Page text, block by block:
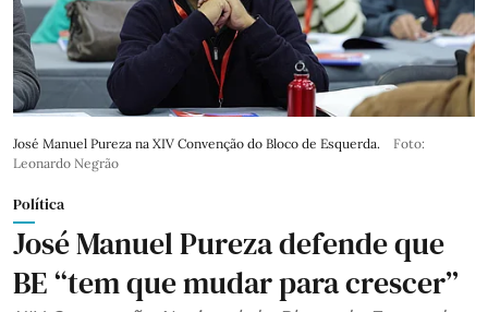
José Manuel Pureza na XIV Convenção do Bloco de Esquerda.
Foto:
Leonardo Negrão
Política
José Manuel Pureza defende que
BE “tem que mudar para crescer”